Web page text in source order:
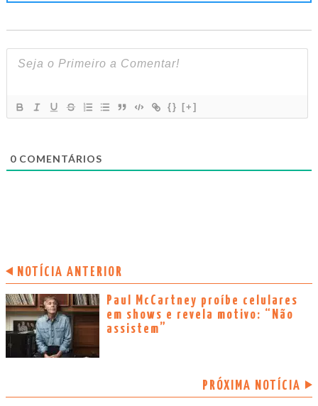
{} [+]
0 COMENTÁRIOS
NOTÍCIA ANTERIOR
Paul McCartney proíbe celulares
em shows e revela motivo: “Não
assistem”
PRÓXIMA NOTÍCIA